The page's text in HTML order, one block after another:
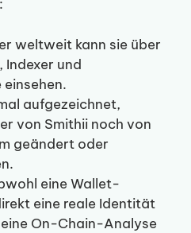
weltweit kann sie über
und
aufgezeichnet,
von Smithii noch von
geändert oder
eine Wallet-
eine reale Identität
On-Chain-Analyse